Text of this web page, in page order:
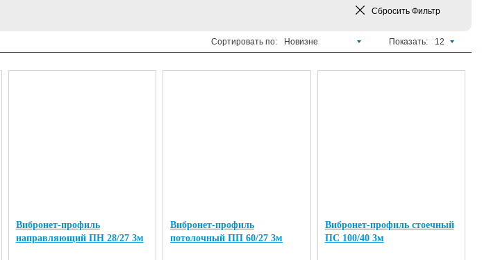
Сбросить Фильтр
Сортировать по: Новизне Показать: 12
Вибронет-профиль
направляющий ПН 28/27 3м
Вибронет-профиль
потолочный ПП 60/27 3м
Вибронет-профиль стоечный
ПС 100/40 3м